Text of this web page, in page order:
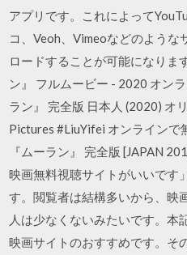
アプリです。これによって
コ、Veoh、Vimeoなどのよう
ロードすることが可能になりま
ン』 フルムービー - 2020 オン
ラン』 完全版 日本人 (2020) オ
Pictures #LiuYifei オンラインで
『ムーラン』 完全版 [JAPAN
映画無料視聴サイトがいいです
す。閲覧者は結構多いから、映
人は少なくないみたいです。本
映画サイトのおすすめです。そ